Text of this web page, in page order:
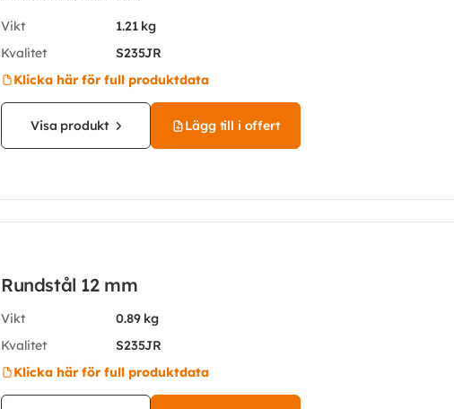
Vikt
1.21 kg
Kvalitet
S235JR
Klicka här för full produktdata
Visa produkt Lägg till i offert
Rundstål 12 mm
Vikt
0.89 kg
Kvalitet
S235JR
Klicka här för full produktdata